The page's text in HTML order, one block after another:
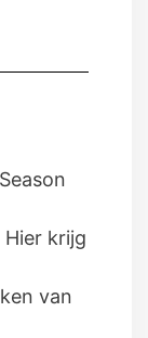
krijg
van